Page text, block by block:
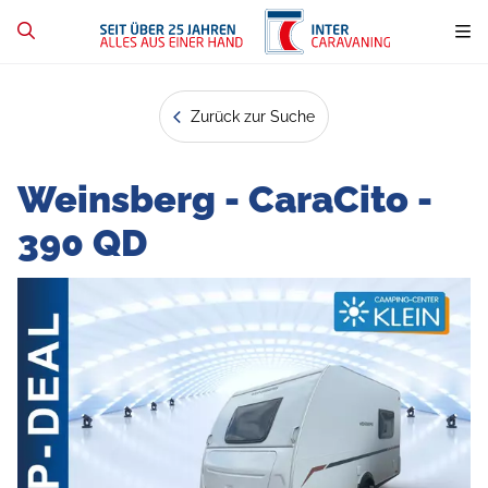
Zurück zur Suche
Weinsberg - CaraCito -
390 QD